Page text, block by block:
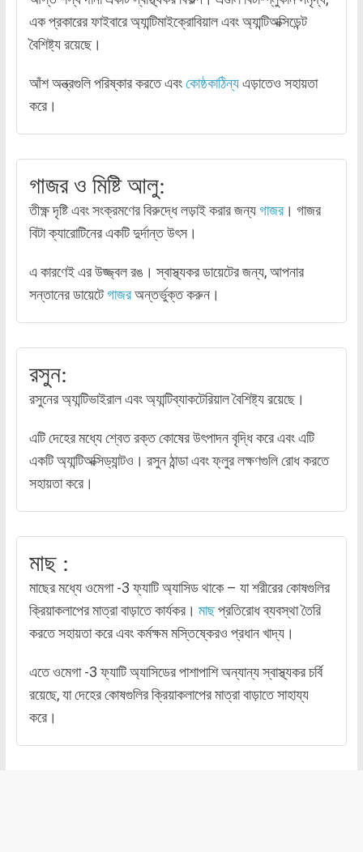
এক প্রকারের ফাইবারে অ্যান্টিমাইক্রোবিয়াল এবং অ্যান্টিঅক্সিডেন্ট
বৈশিষ্ট্য রয়েছে।
আঁশ অন্ত্রগুলি পরিষ্কার করতে এবংকোষ্ঠকাঠিন্যএড়াতেও সহায়তা
করে।
গাজর ও মিষ্টি আলু:
তীক্ষ্ণ দৃষ্টি এবং সংক্রমণের বিরুদ্ধে লড়াই করার জন্যগাজর। গাজর
বিটা ক্যারোটিনের একটি দুর্দান্ত উৎস।
এ কারণেই এর উজ্জ্বল রঙ। স্বাস্থ্যকর ডায়েটের জন্য, আপনার
সন্তানের ডায়েটেগাজরঅন্তর্ভুক্ত করুন।
রসুন:
রসুনের অ্যান্টিভাইরাল এবং অ্যান্টিব্যাকটেরিয়াল বৈশিষ্ট্য রয়েছে।
এটি দেহের মধ্যে শ্বেত রক্ত কোষের উৎপাদন বৃদ্ধি করে এবং এটি
একটি অ্যান্টিঅক্সিড্যান্টও। রসুন ঠান্ডা এবং ফ্লুর লক্ষণগুলি রোধ করতে
সহায়তা করে।
মাছ :
মাছের মধ্যে ওমেগা -3 ফ্যাটি অ্যাসিড থাকে – যা শরীরের কোষগুলির
ক্রিয়াকলাপের মাত্রা বাড়াতে কার্যকর। মাছপ্রতিরোধ ব্যবস্থা তৈরি
করতে সহায়তা করে এবং কর্মক্ষম মস্তিষ্কেরও প্রধান খাদ্য।
এতে ওমেগা -3 ফ্যাটি অ্যাসিডের পাশাপাশি অন্যান্য স্বাস্থ্যকর চর্বি
রয়েছে, যা দেহের কোষগুলির ক্রিয়াকলাপের মাত্রা বাড়াতে সাহায্য
করে।